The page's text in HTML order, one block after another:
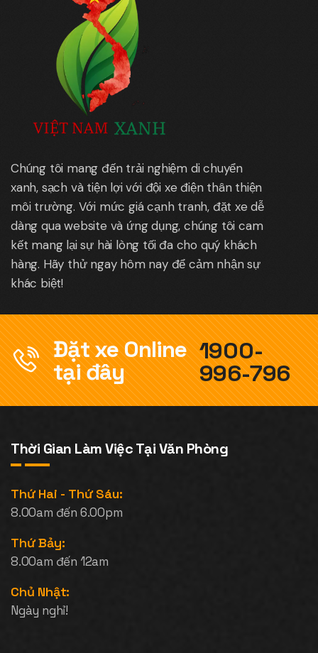
Chúng tôi mang đến trải nghiệm di chuyển
xanh, sạch và tiện lợi với đội xe điện thân thiện
môi trường. Với mức giá cạnh tranh, đặt xe dễ
dàng qua website và ứng dụng, chúng tôi cam
kết mang lại sự hài lòng tối đa cho quý khách
hàng. Hãy thử ngay hôm nay để cảm nhận sự
khác biệt!
Đặt xe Online
tại đây
1900-
996-796
Thời Gian Làm Việc Tại Văn Phòng
Thứ Hai - Thứ Sáu:
8.00am đến 6.00pm
Thứ Bảy:
8.00am đến 12am
Chủ Nhật:
Ngày nghỉ!